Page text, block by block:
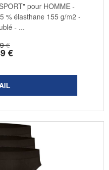
€
€
pour HOMME -
% élasthane 155 g/m2 -
- ...